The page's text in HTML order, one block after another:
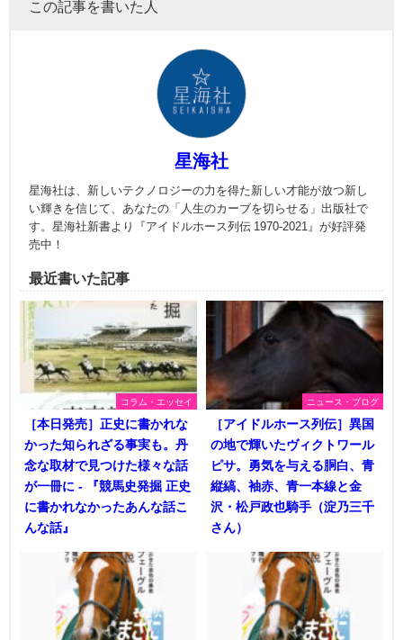
この記事を書いた人
星海社
星海社は、新しいテクノロジーの力を得た新しい才能が放つ新し
い輝きを信じて、あなたの「人生のカーブを切らせる」出版社で
す。星海社新書より『アイドルホース列伝 1970-2021』が好評発
売中！
最近書いた記事
コラム・エッセイ
［本日発売］正史に書かれな
かった知られざる事実も。丹
念な取材で見つけた様々な話
が一冊に - 『競馬史発掘 正史
に書かれなかったあんな話こ
んな話』
ニュース・ブログ
［アイドルホース列伝］異国
の地で輝いたヴィクトワール
ピサ。勇気を与える胴白、青
縦縞、袖赤、青一本線と金
沢・松戸政也騎手（淀乃三千
さん）